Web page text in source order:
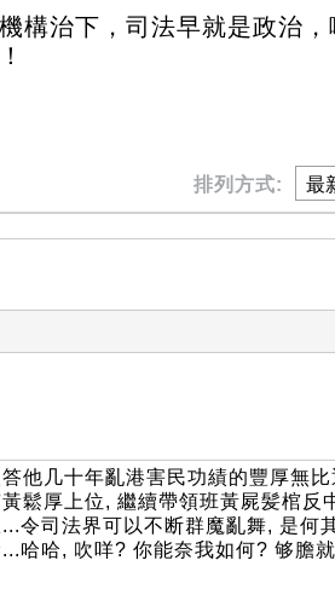
構治下，司法早就是政治，
排列方式:
他几十年亂港害民功績的豐厚無比
鬆厚上位, 繼續帶領班黃屍髪棺反
令司法界可以不断群魔亂舞, 是何
哈哈, 吹咩? 你能奈我如何? 够膽